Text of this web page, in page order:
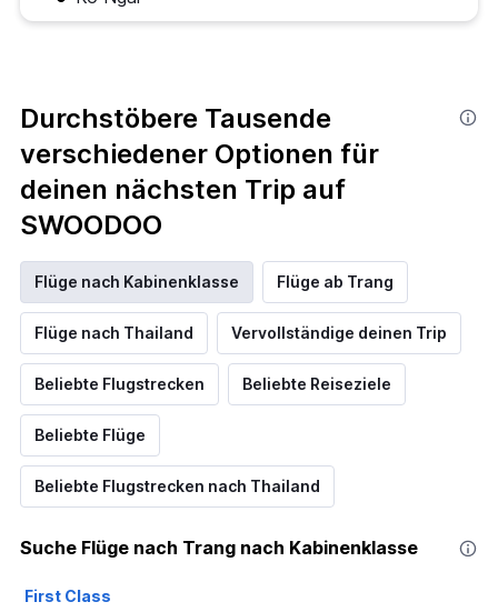
Durchstöbere Tausende
verschiedener Optionen für
deinen nächsten Trip auf
SWOODOO
Flüge nach Kabinenklasse Flüge ab Trang
Flüge nach Thailand Vervollständige deinen Trip
Beliebte Flugstrecken Beliebte Reiseziele
Beliebte Flüge
Beliebte Flugstrecken nach Thailand
Suche Flüge nach Trang nach Kabinenklasse
First Class